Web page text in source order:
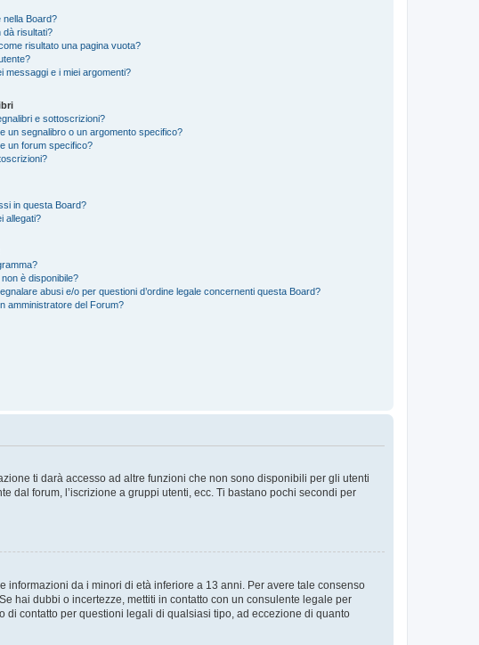
nella Board?
dà risultati?
risultato una pagina vuota?
messaggi e i miei argomenti?
e sottoscrizioni?
un segnalibro o un argomento specifico?
un forum specifico?
in questa Board?
allegati?
è disponibile?
abusi e/o per questioni d’ordine legale concernenti questa Board?
amministratore del Forum?
ti darà accesso ad altre funzioni che non sono disponibili per gli utenti
dal forum, l’iscrizione a gruppi utenti, ecc. Ti bastano pochi secondi per
da i minori di età inferiore a 13 anni. Per avere tale consenso
hai dubbi o incertezze, mettiti in contatto con un consulente legale per
contatto per questioni legali di qualsiasi tipo, ad eccezione di quanto